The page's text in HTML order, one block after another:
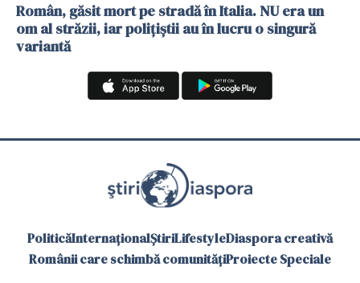
Român, găsit mort pe stradă în Italia. NU era un
om al străzii, iar polițiștii au în lucru o singură
variantă
PoliticăInternaționalȘtiriLifestyleDiaspora creativă
Românii care schimbă comunitățiProiecte Speciale